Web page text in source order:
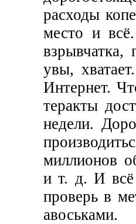
расходы
место и
увы,
Интернет.
теракты
недели.
миллионов
и т. д. И всё
проверь в
авоськами.